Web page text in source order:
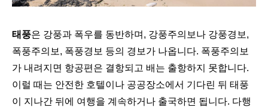
태풍은 강풍과 폭우를 동반하며, 강풍주의보나 강풍경보,
폭풍주의보, 폭풍경보 등의 경보가 나옵니다. 폭풍주의보
가 내려지면 항공편은 결항되고 배는 출항하지 못합니다.
이럴 때는 안전한 호텔이나 공공장소에서 기다린 뒤 태풍
이 지나간 뒤에 여행을 계속하거나 출국하면 됩니다. 다행